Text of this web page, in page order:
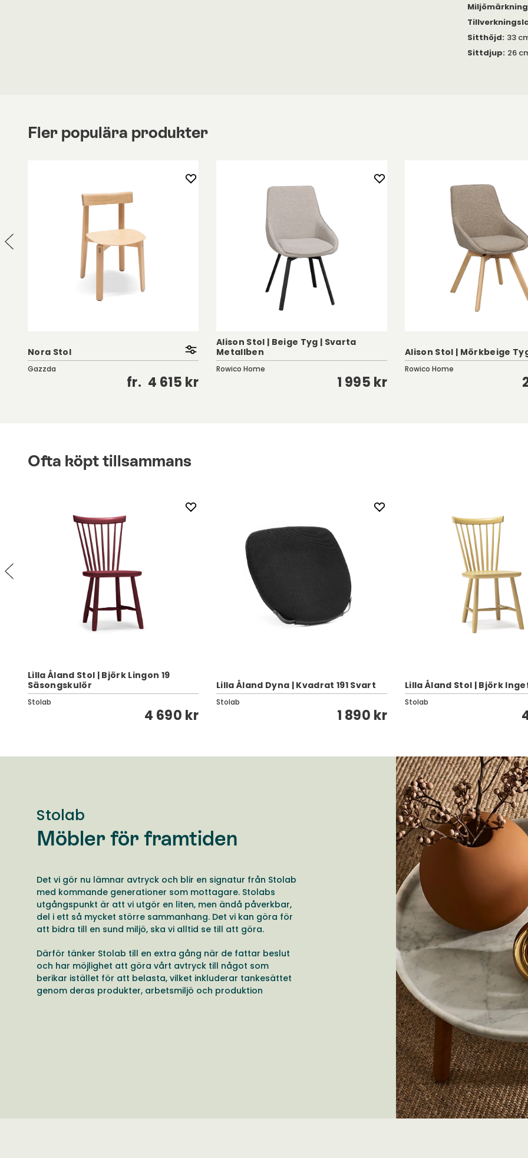
gör det enkelt att hitta en variant som passar just ditt hem.
Sitthöjd: 33
Sittdjup: 26
Fler populära produkter
Nora Stol
Gazzda
fr. 4 615 kr
Alison Stol | Beige Tyg | Svarta
Metallben
Rowico Home
1 995 kr
Alison Stol | Mörkbeige
Rowico Home
Ofta köpt tillsammans
Lilla Åland Stol | Björk Lingon 19
Säsongskulör
Stolab
4 690 kr
Lilla Åland Dyna | Kvadrat 191 Svart
Stolab
1 890 kr
Lilla Åland Stol | Björk
Stolab
Stolab
Möbler för framtiden
Det vi gör nu lämnar avtryck och blir en signatur från Stolab
med kommande generationer som mottagare. Stolabs
utgångspunkt är att vi utgör en liten, men ändå påverkbar,
del i ett så mycket större sammanhang. Det vi kan göra för
att bidra till en sund miljö, ska vi alltid se till att göra.
Därför tänker Stolab till en extra gång när de fattar beslut
och har möjlighet att göra vårt avtryck till något som
berikar istället för att belasta, vilket inkluderar tankesättet
genom deras produkter, arbetsmiljö och produktion